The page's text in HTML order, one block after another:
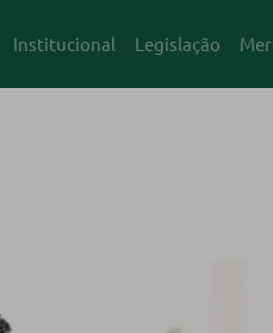
Institucional Legislação